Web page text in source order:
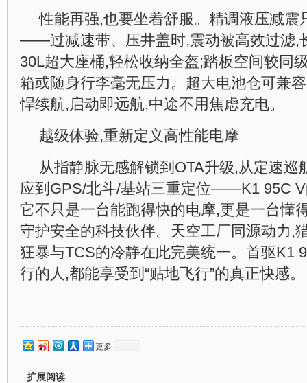
性能再强,也要坐着舒服。精调液压减震
——过减速带、压井盖时,震动被高效过滤,
30L超大座桶,轻松收纳全盔;踏板空间较同
箱或随身行李毫无压力。超大电池仓可兼
悍续航,启动即远航,中途不用焦虑充电。
越级体验,重新定义高性能电摩
从指静脉无感解锁到OTA升级,从定速巡
应到GPS/北斗/基站三重定位——K1 95C
它不只是一台能跑得快的电摩,更是一台懂
守护安全的科技伙伴。天空工厂同源动力,
狂暴与TCS的冷静在此完美统一。首驱K1
行的人,都能享受到“贴地飞行”的真正快感。
更多
扩展阅读